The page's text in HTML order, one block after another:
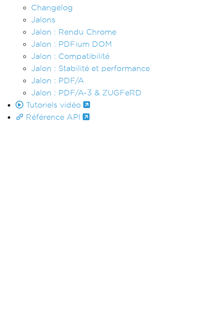
Changelog
Jalons
Jalon : Rendu Chrome
Jalon : PDFium DOM
Jalon : Compatibilité
Jalon : Stabilité et performance
Jalon : PDF/A
Jalon : PDF/A-3 & ZUGFeRD
Tutoriels vidéo
Référence API